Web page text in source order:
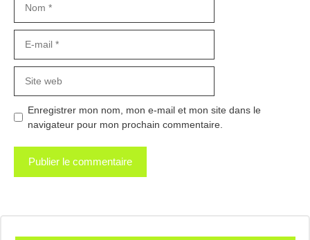
mail
web
Enregistrer mon nom, mon e-mail et mon site dans le
navigateur pour mon prochain commentaire.